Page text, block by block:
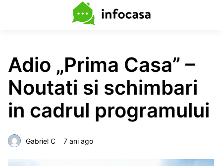
Adio „Prima Casa” –
Noutati si schimbari
in cadrul programului
Gabriel C 7 ani ago